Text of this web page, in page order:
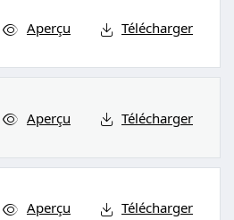
Aperçu Télécharger
Aperçu Télécharger
Aperçu Télécharger